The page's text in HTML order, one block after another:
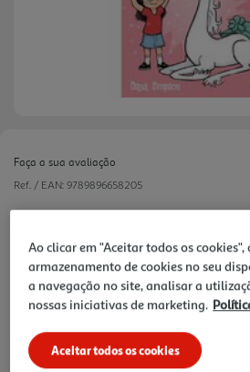
Faça a sua avaliação
Ref. / EAN: 9789896658205
-10%
15,75 €PVP de editor
14,18 €
Notas de preparação
Ao clicar em "Aceitar todos os cookies",
armazenamento de cookies no seu
a navegação no site, analisar a
nossas iniciativas de marketing.
Aceitar todos os cookies